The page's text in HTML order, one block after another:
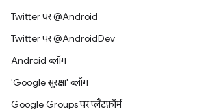
Twitter पर @Android
Twitter पर @AndroidDev
Android ब्लॉग
'Google सुरक्षा' ब्लॉग
Google Groups पर प्लैटफ़ॉर्म